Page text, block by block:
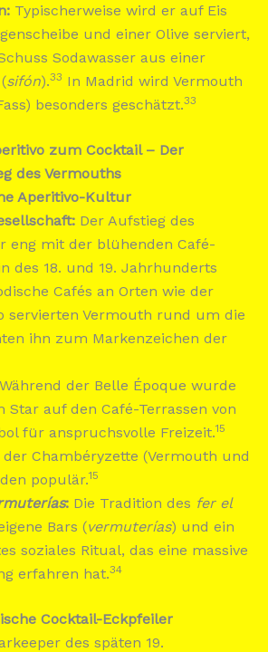
Typischerweise wird er auf Eis
und einer Olive serviert,
Sodawasser aus einer
sifón).33 In Madrid wird Vermouth
besonders geschätzt.33
zum Cocktail – Der
des Vermouths
Aperitivo-Kultur
Der Aufstieg des
eng mit der blühenden Café-
des 18. und 19. Jahrhunderts
Cafés an Orten wie der
servierten Vermouth rund um die
ihn zum Markenzeichen der
Während der Belle Époque wurde
Star auf den Café-Terrassen von
für anspruchsvolle Freizeit.15
Chambéryzette (Vermouth und
populär.15
: Die Tradition des fer el
Bars (vermuterías) und ein
soziales Ritual, das eine massive
erfahren hat.34
Cocktail-Eckpfeiler
des späten 19.